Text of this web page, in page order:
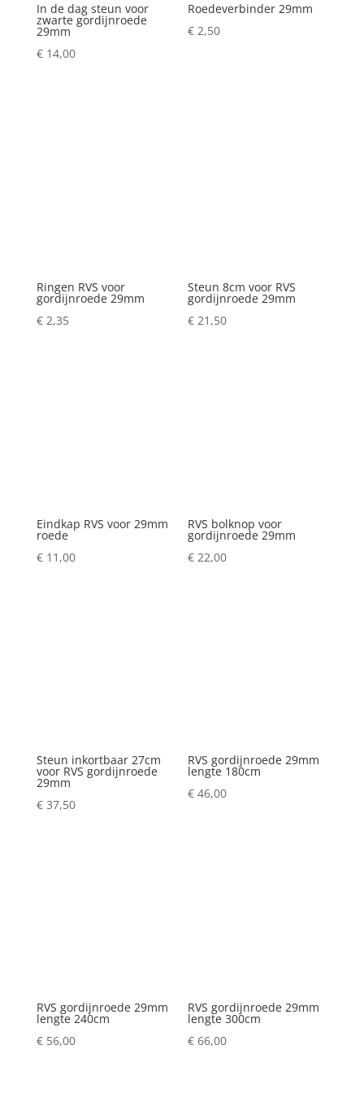
In de dag steun voor
zwarte gordijnroede
29mm
€14,00
Roedeverbinder 29mm
€ 2,50
Ringen RVS voor
gordijnroede 29mm
€2,35
Steun 8cm voor RVS
gordijnroede 29mm
€ 21,50
Eindkap RVS voor 29mm
roede
€11,00
RVS bolknop voor
gordijnroede 29mm
€ 22,00
Steun inkortbaar 27cm
voor RVS gordijnroede
29mm
€37,50
RVS gordijnroede 29mm
lengte 180cm
€ 46,00
RVS gordijnroede 29mm
lengte 240cm
€56,00
RVS gordijnroede 29mm
lengte 300cm
€ 66,00